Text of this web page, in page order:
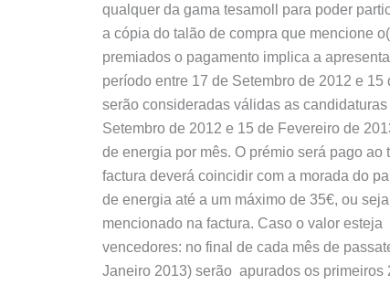
qualquer da gama tesamoll para poder
a cópia do talão de compra que mencione
premiados o pagamento implica a
período entre 17 de Setembro de 2012 e
serão consideradas válidas as
Setembro de 2012 e 15 de Fevereiro de
de energia por mês. O prémio será pago
factura deverá coincidir com a morada do
de energia até a um máximo de 35€, ou
mencionado na factura. Caso o valor
vencedores: no final de cada mês de
Janeiro 2013) serão apurados os primeiros